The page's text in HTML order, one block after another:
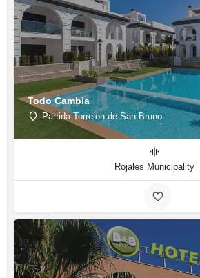
Todo Cambia
Partida Torrejon de San Bruno
Rojales Municipality